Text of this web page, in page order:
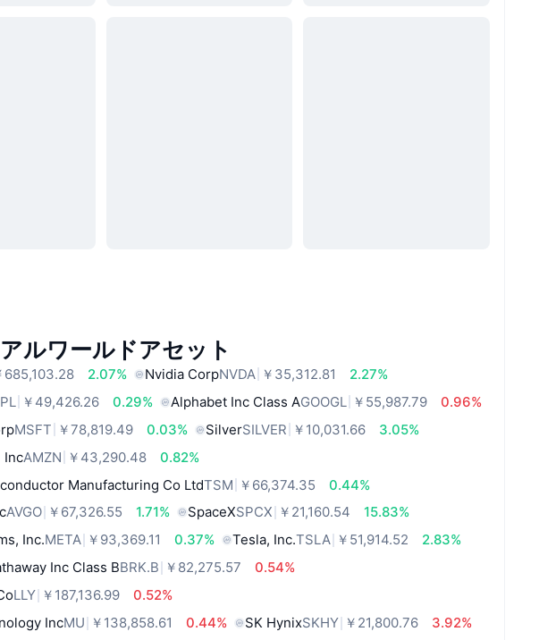
ルワールドアセット
685,103.28 2.07% Nvidia CorpNVDA ￥35,312.81
2.27%
￥49,426.26 0.29% Alphabet Inc Class AGOOGL ￥55,987.79
0.96%
MSFT ￥78,819.49 0.03% SilverSILVER ￥10,031.66
3.05%
IncAMZN ￥43,290.48
0.82%
Manufacturing Co LtdTSM ￥66,374.35
0.44%
AVGO ￥67,326.55 1.71% SpaceXSPCX ￥21,160.54
15.83%
Inc.META ￥93,369.11 0.37% Tesla, Inc.TSLA ￥51,914.52
2.83%
Inc Class BBRK.B ￥82,275.57
0.54%
LLY ￥187,136.99
0.52%
IncMU ￥138,858.61 0.44% SK HynixSKHY ￥21,800.76
3.92%